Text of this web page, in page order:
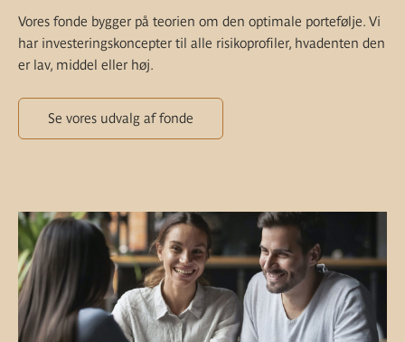
Vores fonde bygger på teorien om den optimale portefølje. Vi
har investeringskoncepter til alle risikoprofiler, hvadenten den
er lav, middel eller høj.
Se vores udvalg af fonde